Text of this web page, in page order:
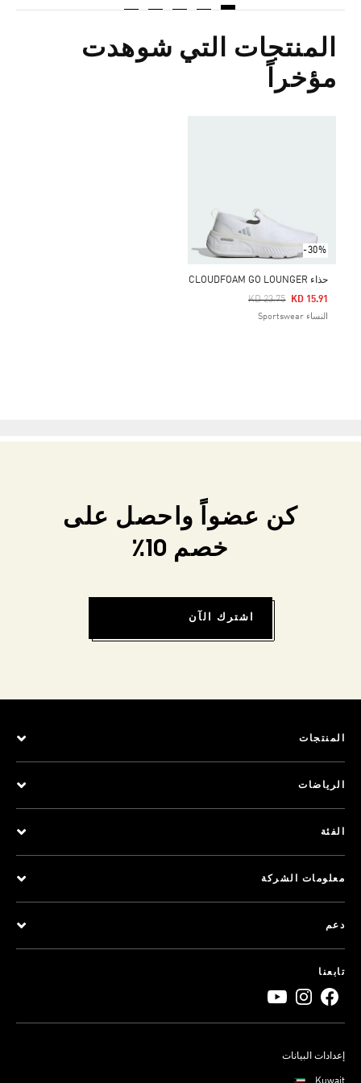
المنتجات التي شوهدت
مؤخراً
-30%
حذاء CLOUDFOAM GO LOUNGER
Price Reduced From
KD 23.75
To KD 15.91
النساء Sportswear
كن عضواً واحصل على
خصم 10٪
اشترك الآن
المنتجات
الرياضات
الفئة
معلومات الشركة
دعم
تابعنا
إعدادات البيانات